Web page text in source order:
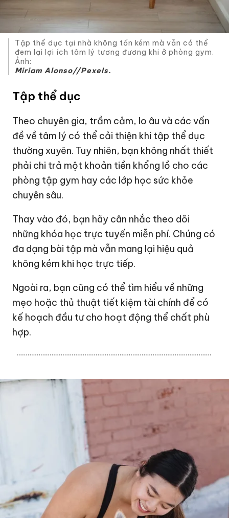
Tập thể dục tại nhà không tốn kém mà vẫn có thể
đem lại lợi ích tâm lý tương đương khi ở phòng gym.
Ảnh:
Miriam Alonso//Pexels.
Tập thể dục
Theo chuyên gia, trầm cảm, lo âu và các vấn
đề về tâm lý có thể cải thiện khi tập thể dục
thường xuyên. Tuy nhiên, bạn không nhất thiết
phải chi trả một khoản tiền khổng lồ cho các
phòng tập gym hay các lớp học sức khỏe
chuyên sâu.
Thay vào đó, bạn hãy cân nhắc theo dõi
những khóa học trực tuyến miễn phí. Chúng có
đa dạng bài tập mà vẫn mang lại hiệu quả
không kém khi học trực tiếp.
Ngoài ra, bạn cũng có thể tìm hiểu về những
mẹo hoặc thủ thuật tiết kiệm tài chính để có
kế hoạch đầu tư cho hoạt động thể chất phù
hợp.